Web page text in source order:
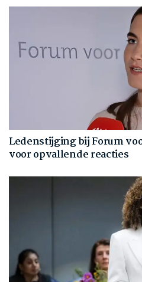
Ledenstijging bij Forum
voor opvallende reacties